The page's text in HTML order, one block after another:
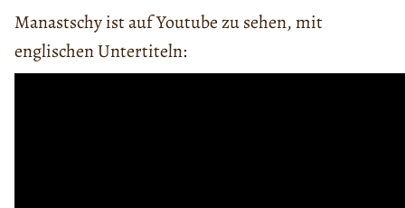
Manastschy ist auf Youtube zu sehen, mit
englischen Untertiteln: